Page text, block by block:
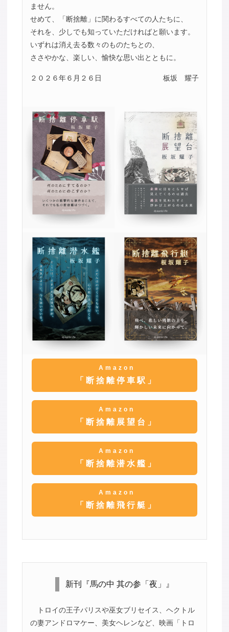
ません。
せめて、「断捨離」に関わるすべての人たちに、
それを、少しでも知っていただければと願います。
いずれは消え去る数々のものたちとの、
ささやかな、楽しい、愉快な思い出とともに。
２０２６年６月２６日 板坂 耀子
Amazon
「断捨離停車駅」
Amazon
「断捨離展望台」
Amazon
「断捨離潜水艦」
Amazon
「断捨離飛行艇」
新刊『馬の中 其の参「夜」』
トロイの王子パリスや巫女ブリセイス、ヘクトル
の妻アンドロマケー、美女ヘレンなど、映画「トロ